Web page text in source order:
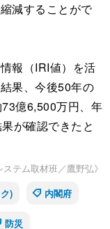
減することがで
報（IRI値）を活
果、今後50年の
億6,500万円、年
が確認できたと
ステム取材班／鷹野弘》
) 内閣府
防災